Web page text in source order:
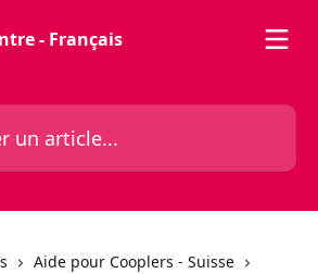
Aide pour Cooplers - Suisse